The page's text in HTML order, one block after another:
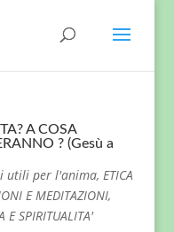
A COSA
? (Gesù a
utili per l'anima, ETICA
E MEDITAZIONI,
E SPIRITUALITA'